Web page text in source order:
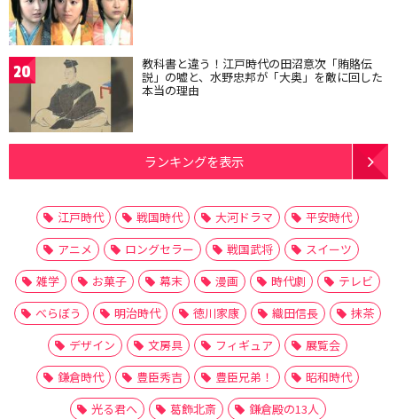
20 教科書と違う！江戸時代の田沼意次「賄賂伝
説」の嘘と、水野忠邦が「大奥」を敵に回した
本当の理由
ランキングを表示
江戸時代 戦国時代 大河ドラマ
平安時代
アニメ
ロングセラー 戦国武将
スイーツ
雑学
お菓子 幕末 漫画 時代劇
テレビ
べらぼう
明治時代 徳川家康 織田信長
抹茶
デザイン
文房具 フィギュア
展覧会
鎌倉時代
豊臣秀吉 豊臣兄弟！
昭和時代
光る君へ
葛飾北斎 鎌倉殿の13人